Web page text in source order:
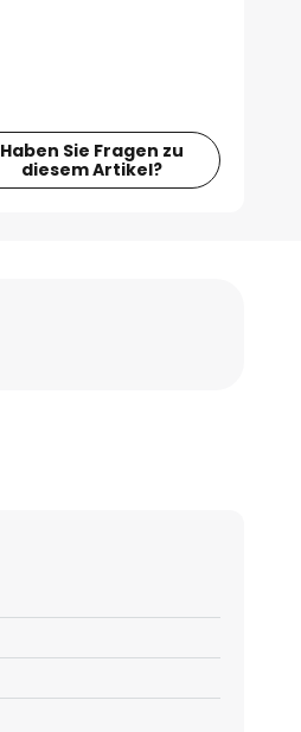
Haben Sie Fragen zu
diesem Artikel?